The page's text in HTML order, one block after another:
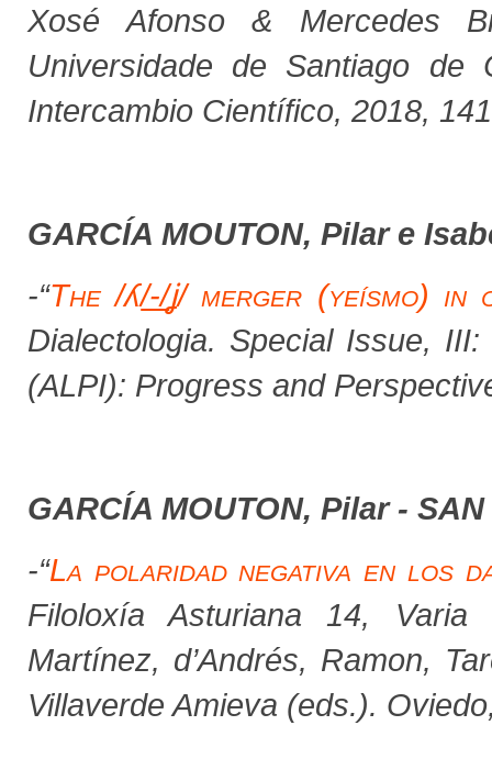
Xosé Afonso & Mercedes
Universidade de Santiago de
Intercambio Científico, 2018,
GARCÍA MOUTON, Pilar e
-“The /ʎ/-/ʝ/ merger (yeísmo) in
Dialectologia. Special Issue, III:
(ALPI): Progress and
GARCÍA MOUTON, Pilar -
-“La polaridad negativa en los
Filoloxía Asturiana 14, Varia
Martínez, d’Andrés, Ramon,
Villaverde Amieva (eds.).